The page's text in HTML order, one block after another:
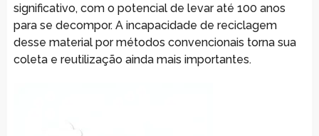
significativo, com o potencial de levar até 100 anos
para se decompor. A incapacidade de reciclagem
desse material por métodos convencionais torna sua
coleta e reutilização ainda mais importantes.